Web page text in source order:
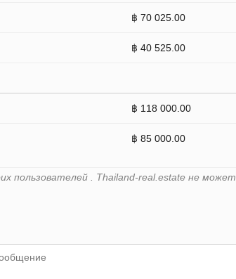
฿ 70 025.00
฿ 40 525.00
฿ 118 000.00
฿ 85 000.00
пользователей . Thailand-real.estate не может